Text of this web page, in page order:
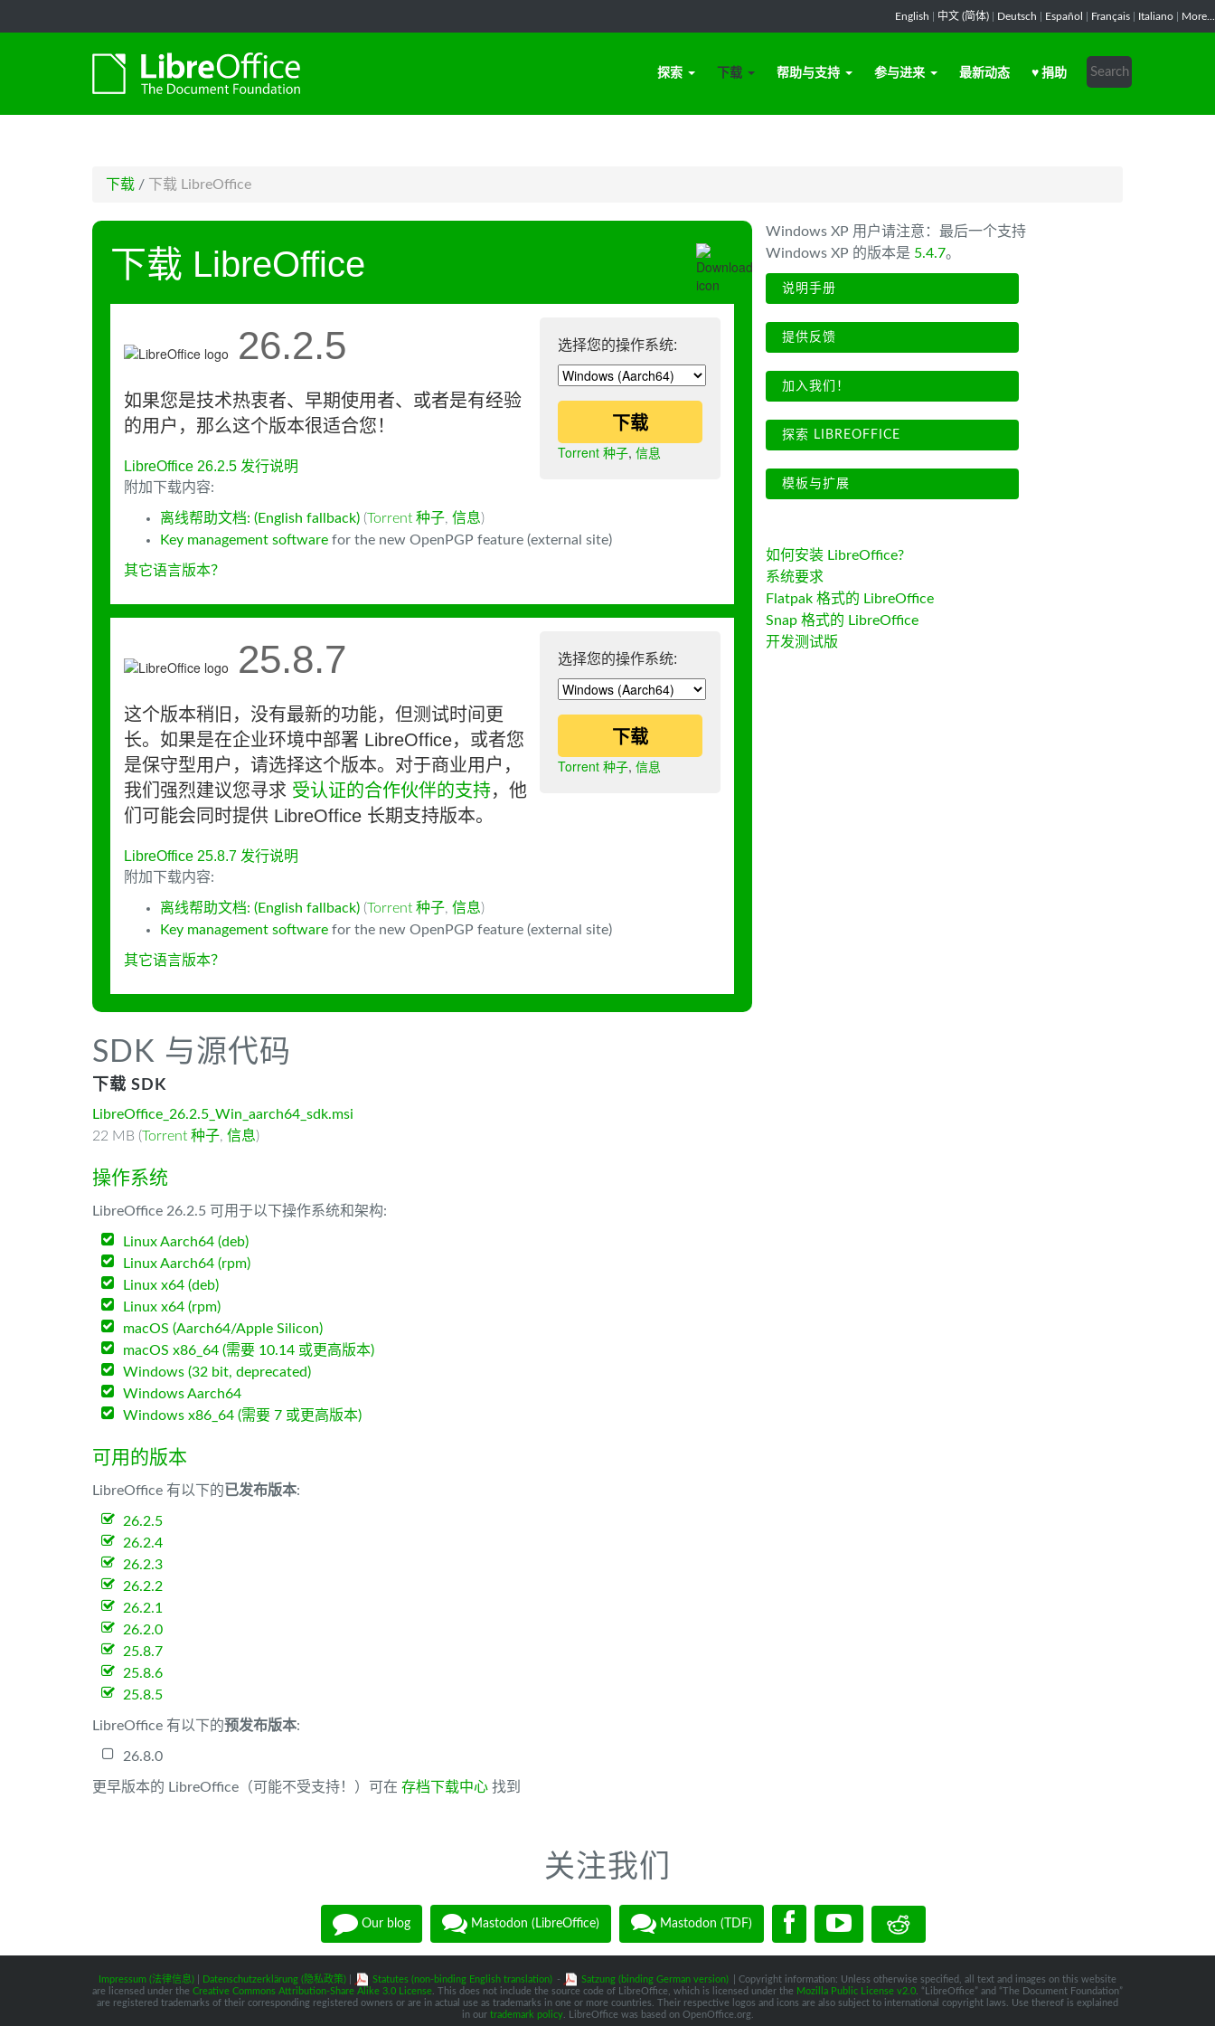
English 中文 (简体) Deutsch Español Français Italiano More...
探索 下载 帮助与支持 参与进来 最新动态 ♥ 捐助
下载 / 下载 LibreOffice
下载 LibreOffice
选择您的操作系统:
下载
Torrent 种子, 信息
26.2.5
如果您是技术热衷者、早期使用者、或者是有经验
的用户，那么这个版本很适合您！
LibreOffice 26.2.5 发行说明
附加下载内容:
离线帮助文档: (English fallback) (Torrent 种子, 信息)
Key management software for the new OpenPGP feature (external site)
其它语言版本？
选择您的操作系统:
下载
Torrent 种子, 信息
25.8.7
这个版本稍旧，没有最新的功能，但测试时间更
长。如果是在企业环境中部署 LibreOffice，或者您
是保守型用户，请选择这个版本。对于商业用户，
我们强烈建议您寻求 受认证的合作伙伴的支持，他
们可能会同时提供 LibreOffice 长期支持版本。
LibreOffice 25.8.7 发行说明
附加下载内容:
离线帮助文档: (English fallback) (Torrent 种子, 信息)
Key management software for the new OpenPGP feature (external site)
其它语言版本？
SDK 与源代码
下载 SDK
LibreOffice_26.2.5_Win_aarch64_sdk.msi
22 MB (Torrent 种子, 信息)
操作系统
LibreOffice 26.2.5 可用于以下操作系统和架构:
Linux Aarch64 (deb)
Linux Aarch64 (rpm)
Linux x64 (deb)
Linux x64 (rpm)
macOS (Aarch64/Apple Silicon)
macOS x86_64 (需要 10.14 或更高版本)
Windows (32 bit, deprecated)
Windows Aarch64
Windows x86_64 (需要 7 或更高版本)
可用的版本
LibreOffice 有以下的已发布版本:
26.2.5
26.2.4
26.2.3
26.2.2
26.2.1
26.2.0
25.8.7
25.8.6
25.8.5
LibreOffice 有以下的预发布版本:
26.8.0
更早版本的 LibreOffice（可能不受支持！）可在 存档下载中心 找到
Windows XP 用户请注意：最后一个支持
Windows XP 的版本是 5.4.7。
说明手册
提供反馈
加入我们！
探索 LIBREOFFICE
模板与扩展
如何安装 LibreOffice?
系统要求
Flatpak 格式的 LibreOffice
Snap 格式的 LibreOffice
开发测试版
关注我们
Our blog Mastodon (LibreOffice) Mastodon (TDF)
Impressum (法律信息) Datenschutzerklärung (隐私政策) Statutes (non-binding English translation) - Satzung (binding German version)
| Copyright information: Unless otherwise specified, all text and images on this website
are licensed under the Creative Commons Attribution-Share Alike 3.0 License . This does not include the source code of LibreOffice, which is licensed under the Mozilla Public License v2.0 . “LibreOffice” and “The Document Foundation”
are registered trademarks of their corresponding registered owners or are in actual use as trademarks in one or more countries. Their respective logos and icons are also subject to international copyright laws. Use thereof is explained
in our trademark policy. LibreOffice was based on OpenOffice.org.